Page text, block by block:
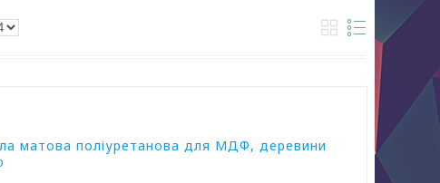
матова поліуретанова для МДФ, деревини